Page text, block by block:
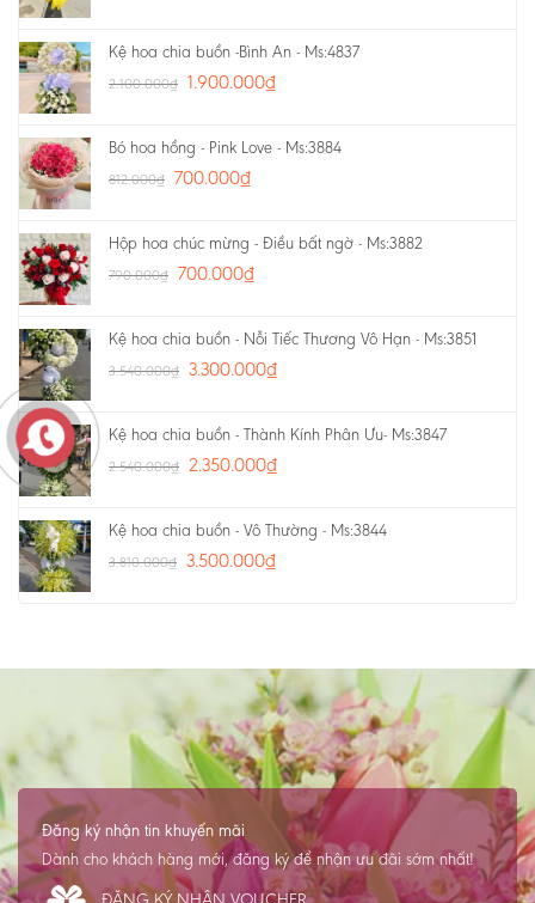
Kệ hoa chia buồn -Bình An - Ms:4837
2.100.000₫ 1.900.000₫
Bó hoa hồng - Pink Love - Ms:3884
812.000₫ 700.000₫
Hộp hoa chúc mừng - Điều bất ngờ - Ms:3882
790.000₫ 700.000₫
Kệ hoa chia buồn - Nỗi Tiếc Thương Vô Hạn - Ms:3851
3.540.000₫ 3.300.000₫
Kệ hoa chia buồn - Thành Kính Phân Ưu- Ms:3847
2.540.000₫ 2.350.000₫
Kệ hoa chia buồn - Vô Thường - Ms:3844
3.810.000₫ 3.500.000₫
Đăng ký nhận tin khuyến mãi
Dành cho khách hàng mới, đăng ký để nhận ưu đãi sớm nhất!